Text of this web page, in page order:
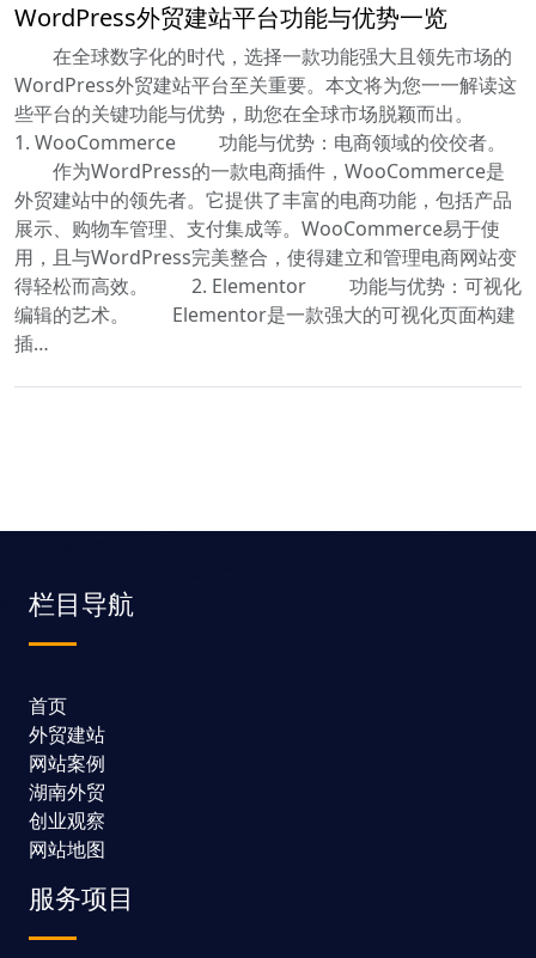
WordPress外贸建站平台功能与优势一览
在全球数字化的时代，选择一款功能强大且领先市场的
WordPress外贸建站平台至关重要。本文将为您一一解读这
些平台的关键功能与优势，助您在全球市场脱颖而出。
1. WooCommerce 功能与优势：电商领域的佼佼者。
作为WordPress的一款电商插件，WooCommerce是
外贸建站中的领先者。它提供了丰富的电商功能，包括产品
展示、购物车管理、支付集成等。WooCommerce易于使
用，且与WordPress完美整合，使得建立和管理电商网站变
得轻松而高效。 2. Elementor 功能与优势：可视化
编辑的艺术。 Elementor是一款强大的可视化页面构建
插…
栏目导航
首页
外贸建站
网站案例
湖南外贸
创业观察
网站地图
服务项目